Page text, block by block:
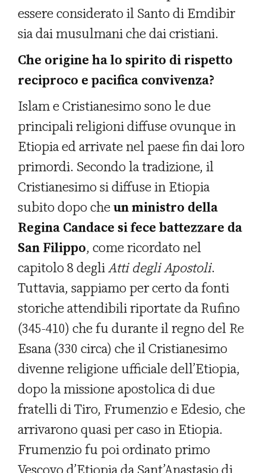
essere considerato il Santo di Emdibir
sia dai musulmani che dai cristiani.
Che origine ha lo spirito di rispetto
reciproco e pacifica convivenza?
Islam e Cristianesimo sono le due
principali religioni diffuse ovunque in
Etiopia ed arrivate nel paese fin dai loro
primordi. Secondo la tradizione, il
Cristianesimo si diffuse in Etiopia
subito dopo cheun ministro della
Regina Candace si fece battezzare da
San Filippo, come ricordato nel
capitolo 8 degliAtti degli Apostoli.
Tuttavia, sappiamo per certo da fonti
storiche attendibili riportate da Rufino
(345-410) che fu durante il regno del Re
Esana (330 circa) che il Cristianesimo
divenne religione ufficiale dell’Etiopia,
dopo la missione apostolica di due
fratelli di Tiro, Frumenzio e Edesio, che
arrivarono quasi per caso in Etiopia.
Frumenzio fu poi ordinato primo